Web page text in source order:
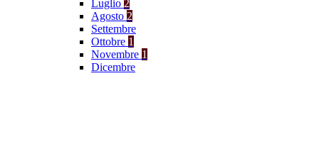
Luglio 2
Agosto 2
Settembre
Ottobre 1
Novembre 1
Dicembre